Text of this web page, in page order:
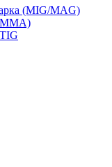
(MIG/MAG)